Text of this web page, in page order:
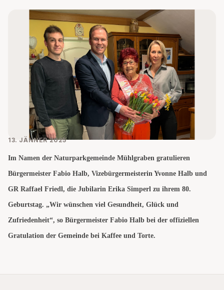
13. JÄNNER 2025
Im Namen der Naturparkgemeinde Mühlgraben gratulieren
Bürgermeister Fabio Halb, Vizebürgermeisterin Yvonne Halb und
GR Raffael Friedl, die Jubilarin Erika Simperl zu ihrem 80.
Geburtstag. „Wir wünschen viel Gesundheit, Glück und
Zufriedenheit“, so Bürgermeister Fabio Halb bei der offiziellen
Gratulation der Gemeinde bei Kaffee und Torte.